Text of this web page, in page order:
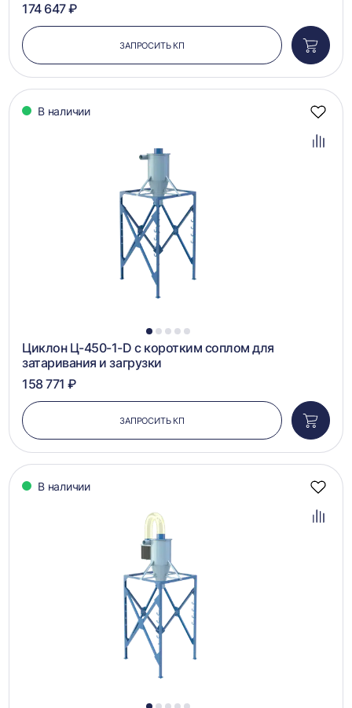
174 647 ₽
ЗАПРОСИТЬ КП
в
В наличии
1 2 3 4 5
Циклон Ц-450-1-D с коротким соплом для
затаривания и загрузки
158 771 ₽
ЗАПРОСИТЬ КП
в
В наличии